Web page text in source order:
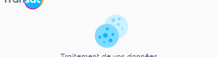
Meurthe-et-Moselle —
Centre-Val de
Loire (92)
Indre — 36 (13)